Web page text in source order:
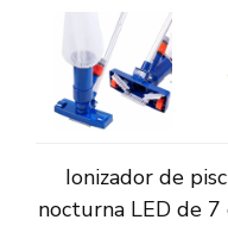
Ionizador de
nocturna LED de 7